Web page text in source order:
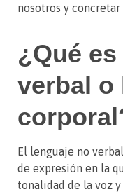
nosotros y
¿Qué
verbal o
El lenguaje no
de expresión en la
tonalidad de la voz